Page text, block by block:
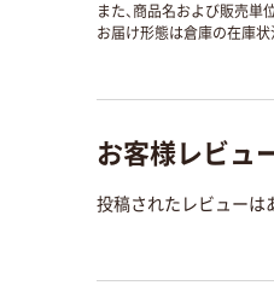
また、商品名および販売単
お届け形態は倉庫の在庫
お客様レビュ
投稿されたレビューは